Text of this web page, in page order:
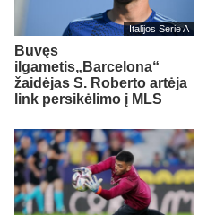
Italijos Serie A
Buvęs
ilgametis„Barcelona“
žaidėjas S. Roberto artėja
link persikėlimo į MLS